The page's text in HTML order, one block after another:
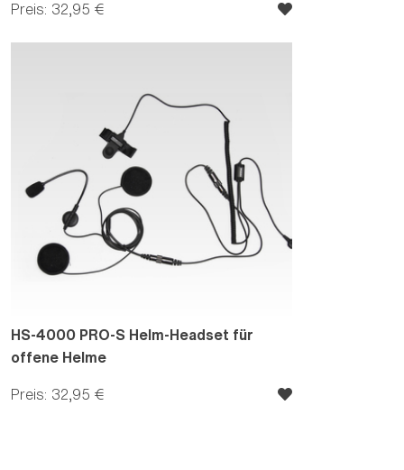
Preis: 32,95 €
HS-4000 PRO-S Helm-Headset für
offene Helme
Preis: 32,95 €